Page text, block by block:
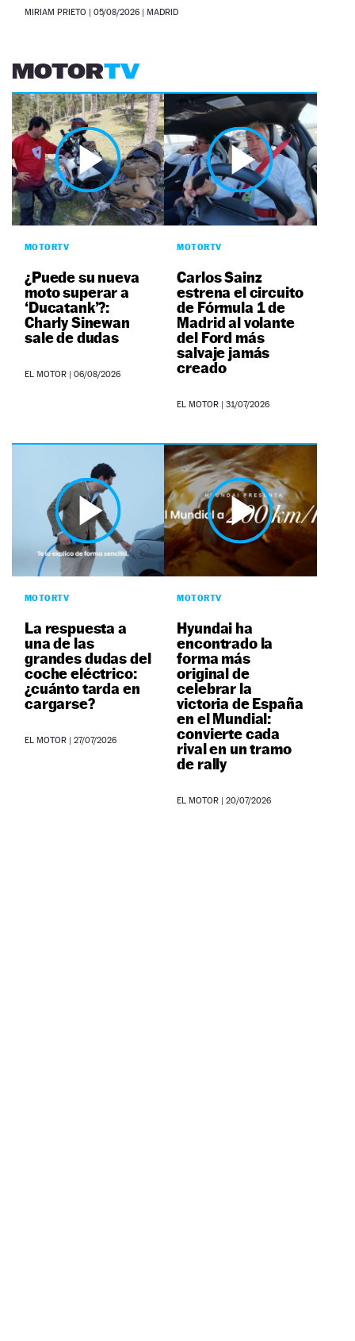
MIRIAM PRIETO | 05/08/2026 | MADRID
MOTORTV
MOTORTV
¿Puede su nueva
moto superar a
‘Ducatank’?:
Charly Sinewan
sale de dudas
EL MOTOR | 06/08/2026
MOTORTV
Carlos Sainz
estrena el circuito
de Fórmula 1 de
Madrid al volante
del Ford más
salvaje jamás
creado
EL MOTOR |31/07/2026
MOTORTV
La respuesta a
una de las
grandes dudas del
coche eléctrico:
¿cuánto tarda en
cargarse?
EL MOTOR | 27/07/2026
MOTORTV
Hyundai ha
encontrado la
forma más
original de
celebrar la
victoria de España
en el Mundial:
convierte cada
rival en un tramo
de rally
EL MOTOR |20/07/2026